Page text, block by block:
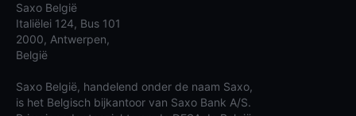
Saxo België
Italiëlei 124, Bus 101
2000, Antwerpen,
België
Saxo België, handelend onder de naam Saxo,
is het Belgisch bijkantoor van Saxo Bank A/S.